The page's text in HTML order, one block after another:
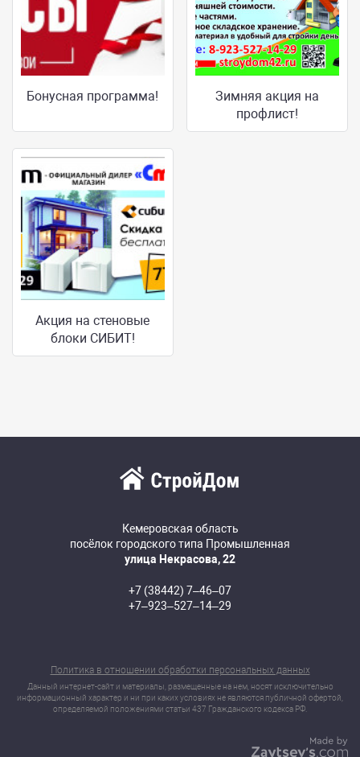
Бонусная программа!
Зимняя акция на
профлист!
Акция на стеновые
блоки СИБИТ!
Кемеровская область
посёлок городского типа Промышленная
улица Некрасова, 22
+7 (38442) 7‒46‒07
+7‒923‒527‒14‒29
Политика в отношении обработки персональных данных
Данный интернет-сайт и материалы, размещенные на нем, носят исключительно
информационный характер и ни при каких условиях не являются публичной офертой,
определяемой положениями статьи 437 Гражданского кодекса РФ.